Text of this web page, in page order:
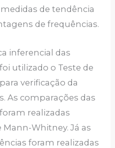
de tendência
de frequências.
inferencial das
utilizado o Teste de
verificação da
As comparações das
realizadas
Whitney. Já as
foram realizadas